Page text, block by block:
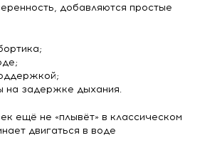
добавляются простые
на задержке дыхания.
ещё не «плывёт» в классическом
двигаться в воде